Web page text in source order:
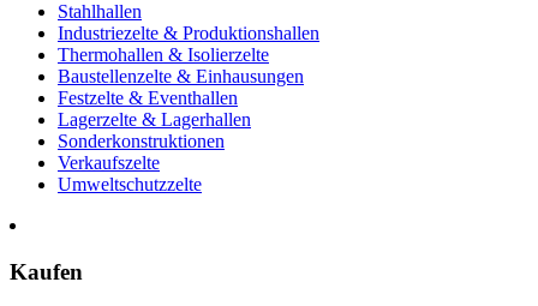
Stahlhallen
Industriezelte & Produktionshallen
Thermohallen & Isolierzelte
Baustellenzelte & Einhausungen
Festzelte & Eventhallen
Lagerzelte & Lagerhallen
Sonderkonstruktionen
Verkaufszelte
Umweltschutzzelte
Kaufen